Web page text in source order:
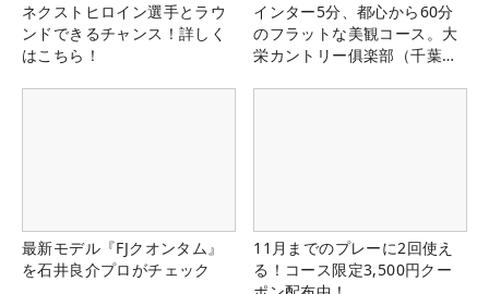
ネクストヒロイン選手とラウ
ンドできるチャンス！詳しく
はこちら！
インター5分、都心から60分
のフラットな美観コース。大
栄カントリー俱楽部（千葉
最新モデル『FJクオンタム』
を石井良介プロがチェック
11月までのプレーに2回使え
る！コース限定3,500円クー